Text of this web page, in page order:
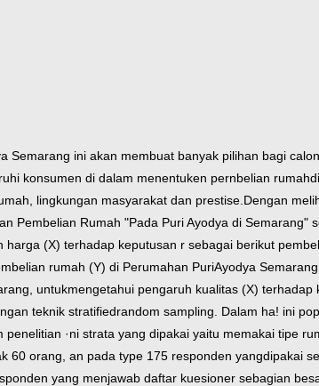
Semarang ini akan membuat banyak pilihan bagi
konsumen di dalam menentuken pernbelian rumah
lingkungan masyarakat dan prestise. Dengan
Pembelian Rumah "Pada Puri Ayodya di Semarang"
harga (X) terhadap keputusan r sebagai berikut
rumah (Y) di Perumahan PuriAyodya
untukmengetahui pengaruh kualitas (X)
teknik stratifiedrandom sampling. Dalam ha! ini
penelitian ·ni strata yang dipakai yaitu memakai tipe
60 orang, an pada type 175 responden yangdipakai
yang menjawab daftar kuesioner sebagian